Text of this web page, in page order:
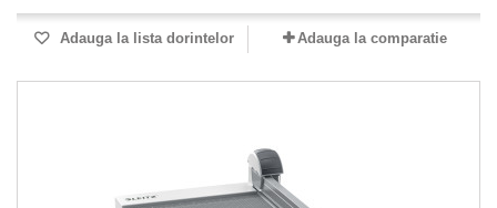
Adauga la lista dorintelor Adauga la comparatie